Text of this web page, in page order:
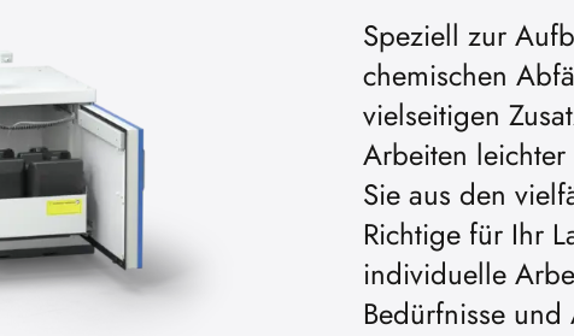
Um
können,
Speziell zur
chemischen
vielseitigen
Arbeiten
Sie aus den
Richtige für Ihr
individuelle
Bedürfnisse